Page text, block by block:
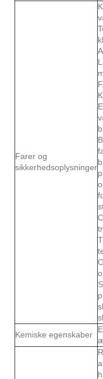
Farer og
sikkerhedsoplysninger
Kemiske egenskaber